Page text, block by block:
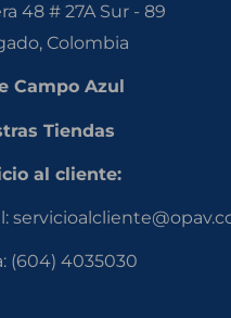
48 # 27A Sur - 89
Colombia
Campo Azul
Tiendas
al cliente:
(604) 4035030